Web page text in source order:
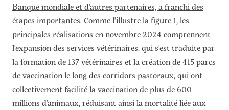
Banque mondiale et d'autres partenaires, a franchi des
étapes importantes. Comme l'illustre la figure 1, les
principales réalisations en novembre 2024 comprennent
l'expansion des services vétérinaires, qui s'est traduite par
la formation de 137 vétérinaires et la création de 415 parcs
de vaccination le long des corridors pastoraux, qui ont
collectivement facilité la vaccination de plus de 600
millions d'animaux, réduisant ainsi la mortalité liée aux